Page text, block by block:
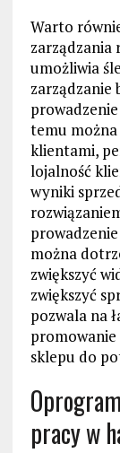
Warto
zarządzania
umożliwia
zarządzanie
temu można
klientami,
lojalność
wyniki
można
zwiększyć
zwiększyć
pozwala na
sklepu do
pracy w